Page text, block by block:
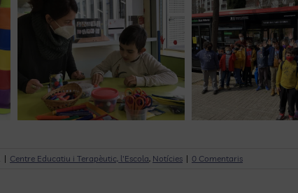
| Centre Educatiu i Terapèutic, l'Escola, Notícies | 0 Comentaris